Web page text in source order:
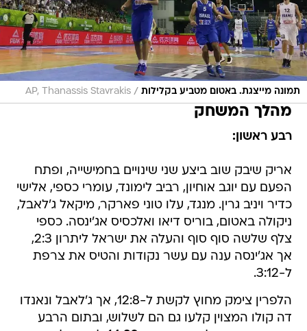
תמונה מייצגת. באטום מטביע בקלילות /
AP, Thanassis Stavrakis
מהלך המשחק
רבע ראשון:
אריק שיבק שוב ביצע שני שינויים בחמישייה, ופתח
הפעם עם יוגב אוחיון, רביב לימונד, עומרי כספי, אלישי
כדיר ויניב גרין. מנגד, עלו טוני פארקר, מיקאל ג'לאבל,
ניקולה באטום, בוריס דיאו ואלכסיס אג'ינסה. כספי
צלף שלשה סוף סוף והעלה את ישראל ליתרון 2:3,
אך אג'ינסה ענה עם עשר נקודות והטיס את צרפת
ל-3:12.
הלפרין צימק מחוץ לקשת ל-12:8, אך ג'לאבל ונאנדו
דה קולו המצוין קלעו גם הם לשלוש, ובתום הרבע